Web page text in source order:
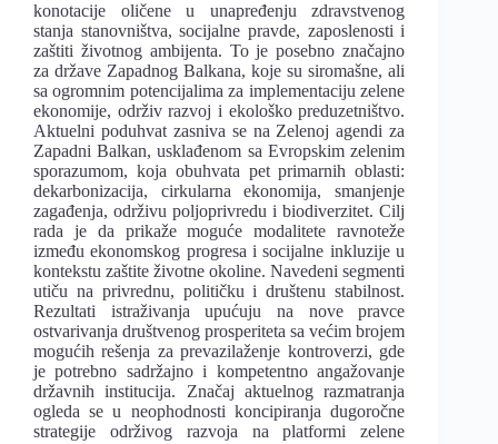
konotacije oličene u unapređenju zdravstvenog
stanja stanovništva, socijalne pravde, zaposlenosti i
zaštiti životnog ambijenta. To je posebno značajno
za države Zapadnog Balkana, koje su siromašne, ali
sa ogromnim potencijalima za implementaciju zelene
ekonomije, održiv razvoj i ekološko preduzetništvo.
Aktuelni poduhvat zasniva se na Zelenoj agendi za
Zapadni Balkan, usklađenom sa Evropskim zelenim
sporazumom, koja obuhvata pet primarnih oblasti:
dekarbonizacija, cirkularna ekonomija, smanjenje
zagađenja, održivu polјoprivredu i biodiverzitet. Cilј
rada je da prikaže moguće modalitete ravnoteže
između ekonomskog progresa i socijalne inkluzije u
kontekstu zaštite životne okoline. Navedeni segmenti
utiču na privrednu, političku i društenu stabilnost.
Rezultati istraživanja upućuju na nove pravce
ostvarivanja društvenog prosperiteta sa većim brojem
mogućih rešenja za prevazilaženje kontroverzi, gde
je potrebno sadržajno i kompetentno angažovanje
državnih institucija. Značaj aktuelnog razmatranja
ogleda se u neophodnosti koncipiranja dugoročne
strategije održivog razvoja na platformi zelene